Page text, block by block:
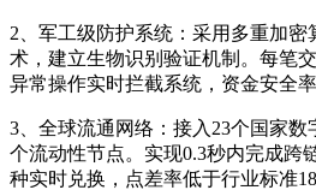
2、军工级防护系统：采用多重加
术，建立生物识别验证机制。每笔
异常操作实时拦截系统，资金安全率
3、全球流通网络：接入23个国家数
个流动性节点。实现0.3秒内完成跨
种实时兑换，点差率低于行业标准